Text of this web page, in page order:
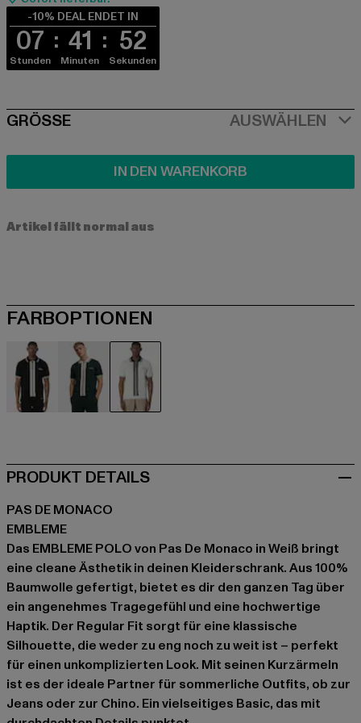
-10% DEAL ENDET IN
07
Stunden
41
Minuten
52
Sekunden
SIZE
GRÖSSE AUSWÄHLEN
IN DEN WARENKORB
Artikel fällt normal aus
FARBOPTIONEN
PRODUKT DETAILS
PAS DE MONACO
EMBLEME
Das EMBLEME POLO von Pas De Monaco in Weiß bringt
eine cleane Ästhetik in deinen Kleiderschrank. Aus 100%
Baumwolle gefertigt, bietet es dir den ganzen Tag über
ein angenehmes Tragegefühl und eine hochwertige
Haptik. Der Regular Fit sorgt für eine klassische
Silhouette, die weder zu eng noch zu weit ist – perfekt
für einen unkomplizierten Look. Mit seinen Kurzärmeln
ist es der ideale Partner für sommerliche Outfits, ob zur
Jeans oder zur Chino. Ein vielseitiges Basic, das mit